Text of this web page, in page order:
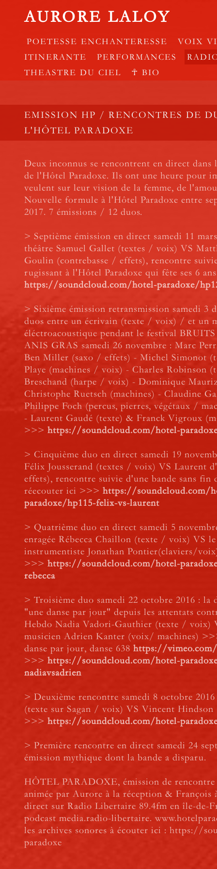
AURORE LALOY
POETESSE ENCHANTERESSE
VOIX
ITINERANTE
PERFORMANCES
THEASTRE DU CIEL
☥ BIO
EMISSION HP / RENCONTRES DE
L'HÔTEL PARADOXE
Deux inconnus se rencontrent en direct dans
de l'Hôtel Paradoxe. Ils ont une heure pour
veulent sur leur vision de la femme, de
Nouvelle formule à l'Hôtel Paradoxe entre
2017. 7 émissions / 12 duos.
> Septième émission en direct samedi 11
théâtre Samuel Gallet (textes / voix) VS
Goulin (contrebasse / effets), rencontre
rugissant à l'Hôtel Paradoxe qui fête ses 6
https://soundcloud.com/hotel-paradoxe/
> Sixième émission retransmission samedi 3
duos entre un écrivain (texte / voix) / et un
éléctroacoustique pendant le festival
ANIS GRAS samedi 26 novembre : Marc
Ben Miller (saxo / effets) - Michel Simonot
Playe (machines / voix) - Charles Robinson
Breschand (harpe / voix) - Dominique
Christophe Ruetsch (machines) - Claudine
Philippe Foch (percus, pierres, végétaux /
- Laurent Gaudé (texte) & Franck Vigroux
>>> https://soundcloud.com/hotel-
> Cinquième duo en direct samedi 19
Félix Jousserand (textes / voix) VS Laurent d'
effets), rencontre suivie d'une bande sans
réecouter ici >>> https://soundcloud.com/
paradoxe/hp115-felix-vs-laurent
> Quatrième duo en direct samedi 5
enragée Rébecca Chaillon (texte / voix) VS
instrumentiste Jonathan Pontier(claviers/
>>> https://soundcloud.com/hotel-
rebecca
> Troisième duo samedi 22 octobre 2016 : la
"une danse par jour" depuis les attentats
Hebdo Nadia Vadori-Gauthier (texte / voix)
musicien Adrien Kanter (voix/ machines)
danse par jour, danse 638 https://vimeo.com/
>>> https://soundcloud.com/hotel-
nadiavsadrien
> Deuxième rencontre samedi 8 octobre
(texte sur Sagan / voix) VS Vincent Hindson
>>> https://soundcloud.com/hotel-
> Première rencontre en direct samedi 24
émission mythique dont la bande a disparu.
HÔTEL PARADOXE, émission de
animée par Aurore à la réception & François
direct sur Radio Libertaire 89.4fm en île-de-
podcast media.radio-libertaire.
les archives sonores à écouter ici : https://
paradoxe